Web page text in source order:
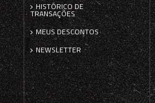
HISTÓRICO DE
TRANSAÇÕES
MEUS DESCONTOS
NEWSLETTER